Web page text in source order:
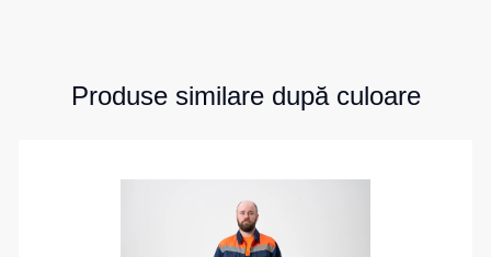
Produse similare după culoare